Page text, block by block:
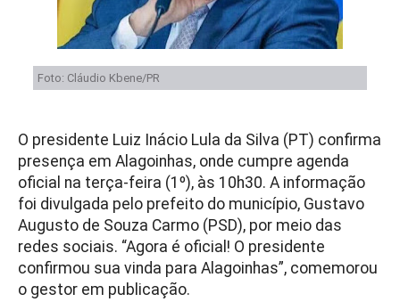
Foto: Cláudio Kbene/PR
O presidente Luiz Inácio Lula da Silva (PT) confirma
presença em Alagoinhas, onde cumpre agenda
oficial na terça-feira (1º), às 10h30. A informação
foi divulgada pelo prefeito do município, Gustavo
Augusto de Souza Carmo (PSD), por meio das
redes sociais. “Agora é oficial! O presidente
confirmou sua vinda para Alagoinhas”, comemorou
o gestor em publicação.